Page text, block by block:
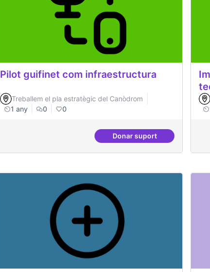
Pilot guifinet com infraestructura
Treballem el pla estratègic del Canòdrom
1 any
0 0
Donar suportPilot guifinet com